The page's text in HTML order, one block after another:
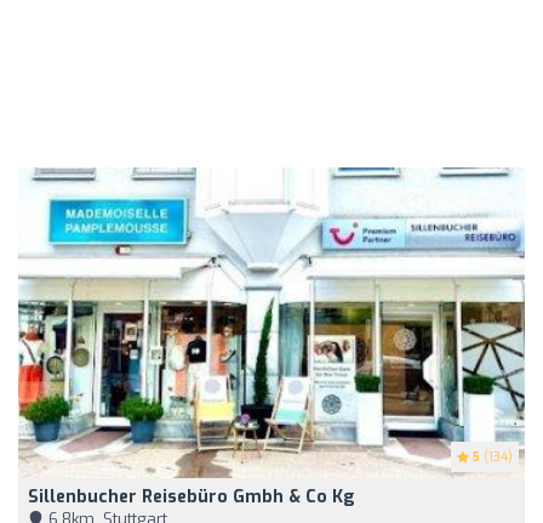
5 (134)
Sillenbucher Reisebüro Gmbh & Co Kg